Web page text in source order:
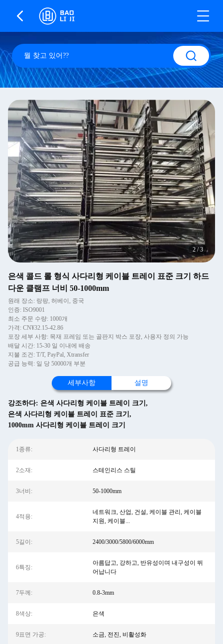
2 /3
은색 콜드 롤 형식 사다리형 케이블 트레이 표준 크기 하드
다운 클램프 너비 50-1000mm
원래 장소: 랑팡, 허베이, 중국
인증: ISO9001
최소 주문 수량: 1000개
가격: CN¥32.15-42.86
포장 세부 사항: 목재 프레임 또는 골판지 박스 포장, 사용자 정의 가능
배달 시간: 15-30 일 이내에 배송
지불 조건: T/T, PayPal, Xtransfer
공급 능력: 일 당 50000개 부분
세부사항 설명
강조하다: 은색 사다리형 케이블 트레이 크기 ,
은색 사다리형 케이블 트레이 표준 크기 ,
1000mm 사다리형 케이블 트레이 크기
1종류: 사다리형 트레이
2소재: 스테인리스 스틸
3너비: 50-1000mm
4적용:
네트워크, 산업, 건설, 케이블 관리, 케이블
지원, 케이블...
5길이: 2400/3000/5800/6000mm
6특징:
아름답고, 강하고, 반유성이며 내구성이 뛰
어납니다
7두께: 0.8-3mm
8색상: 은색
9표면 가공: 소금, 전진, 비활성화